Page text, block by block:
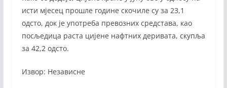
исти мјесец прошле године скочиле су за 23,1
одсто, док је употреба превозних средстава, као
посљедица раста цијене нафтних деривата, скупља
за 42,2 одсто.
Извор: Независне